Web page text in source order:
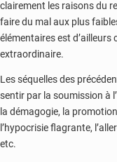
clairement les raisons du
faire du mal aux plus
élémentaires est
extraordinaire.
Les séquelles des
sentir par la soumission à
la démagogie, la
l’hypocrisie flagrante,
etc.